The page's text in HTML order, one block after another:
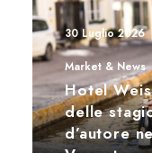
30 Luglio 2026
Market & News
Hotel
delle
d’autore